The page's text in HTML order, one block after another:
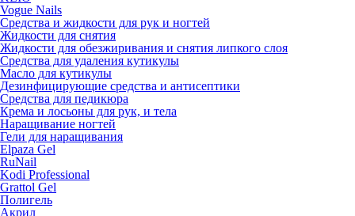
Vogue Nails
Средства и жидкости для рук и ногтей
Жидкости для снятия
Жидкости для обезжиривания и снятия липкого слоя
Средства для удаления кутикулы
Масло для кутикулы
Дезинфицирующие средства и антисептики
Средства для педикюра
Крема и лосьоны для рук, и тела
Наращивание ногтей
Гели для наращивания
Elpaza Gel
RuNail
Kodi Professional
Grattol Gel
Полигель
Акрил